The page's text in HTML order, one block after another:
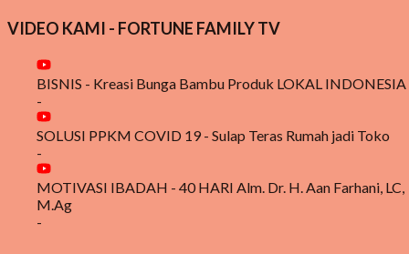
VIDEO KAMI - FORTUNE FAMILY TV
BISNIS - Kreasi Bunga Bambu Produk LOKAL INDONESIA
-
SOLUSI PPKM COVID 19 - Sulap Teras Rumah jadi Toko
-
MOTIVASI IBADAH - 40 HARI Alm. Dr. H. Aan Farhani, LC,
M.Ag
-